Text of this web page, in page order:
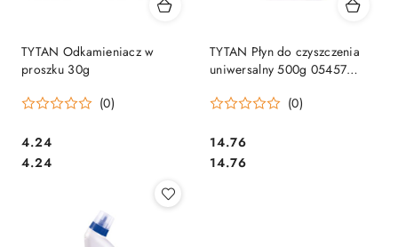
TYTAN Odkamieniacz w
proszku 30g
(0)
Cena:
4.24
Cena:
4.24
TYTAN Płyn do czyszczenia
uniwersalny 500g 05457
(0)
Cena:
14.76
Cena:
14.76